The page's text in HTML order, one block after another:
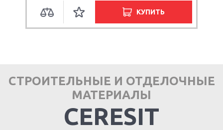
КУПИТЬ
СТРОИТЕЛЬНЫЕ И ОТДЕЛОЧНЫЕ
МАТЕРИАЛЫ
CERESIT